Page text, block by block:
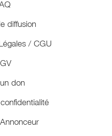
diffusion
/ CGU
don